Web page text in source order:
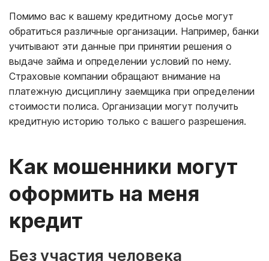
Помимо вас к вашему кредитному досье могут
обратиться различные организации. Например, банки
учитывают эти данные при принятии решения о
выдаче займа и определении условий по нему.
Страховые компании обращают внимание на
платежную дисциплину заемщика при определении
стоимости полиса. Организации могут получить
кредитную историю только с вашего разрешения.
Как мошенники могут
оформить на меня
кредит
Без участия человека